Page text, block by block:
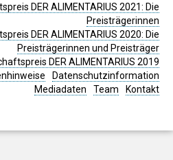
DER ALIMENTARIUS 2021: Die
Preisträgerinnen
DER ALIMENTARIUS 2020: Die
Preisträgerinnen und Preisträger
DER ALIMENTARIUS 2019
Datenschutzinformation
Mediadaten
Team Kontakt